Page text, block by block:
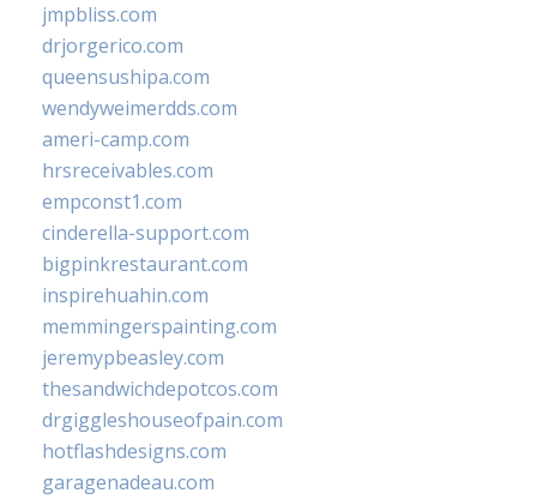
jmpbliss.com
drjorgerico.com
queensushipa.com
wendyweimerdds.com
ameri-camp.com
hrsreceivables.com
empconst1.com
cinderella-support.com
bigpinkrestaurant.com
inspirehuahin.com
memmingerspainting.com
jeremypbeasley.com
thesandwichdepotcos.com
drgiggleshouseofpain.com
hotflashdesigns.com
garagenadeau.com